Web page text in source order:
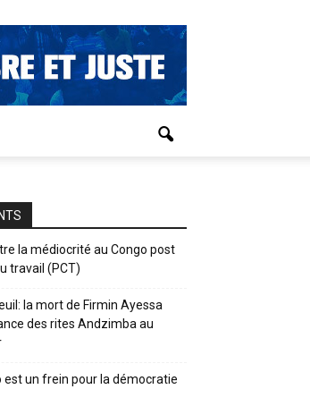
la médiocrité au Congo post
travail (PCT)
la mort de Firmin Ayessa
des rites Andzimba au
est un frein pour la démocratie